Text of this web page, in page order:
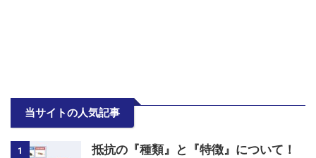
当サイトの人気記事
1 抵抗の『種類』と『特徴』について！